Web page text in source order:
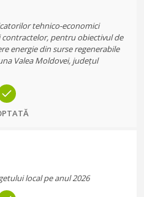
tehnico-economici
pentru obiectivul de
energie din surse regenerabile
Valea Moldovei, județul
local pe anul 2026